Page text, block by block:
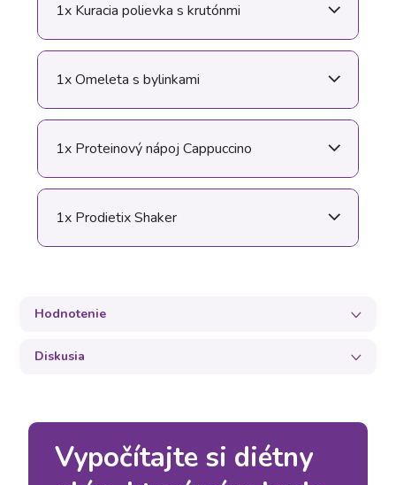
1x Kuracia polievka s krutónmi
1x Omeleta s bylinkami
1x Proteinový nápoj Cappuccino
1x Prodietix Shaker
Hodnotenie
Diskusia
Vypočítajte si diétny